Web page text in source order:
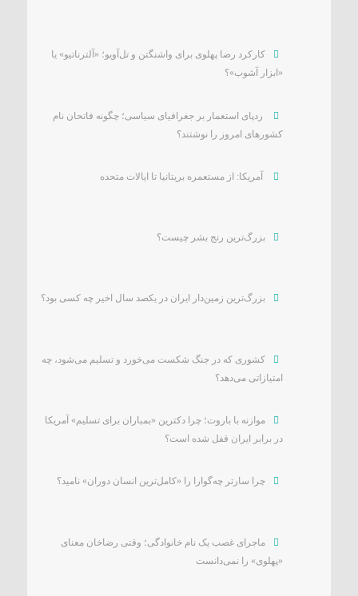
کارکرد رضا پهلوی برای واشنگتن و تل‌آویو؛ «آلترناتیو» یا
«ابزار آشوب»؟
ردپای استعمار بر جغرافیای سیاسی؛ چگونه فاتحان نام
کشورهای امروز را نوشتند؟
آمریکا: از مستعمره بریتانیا تا ایالات متحده
بزرگ‌ترین رنج بشر چیست؟
بزرگ‌ترین زمین‌دار ایران در یکصد سال اخیر چه کسی بود؟
کشوری که در جنگ شکست می‌خورد و تسلیم می‌شود، چه
امتیازاتی می‌دهد؟
موازنه با باروت؛ چرا دکترین «بمباران برای تسلیم» آمریکا
در برابر ایران قفل شده است؟
چرا سارتر چه‌گوارا را «کامل‌ترین انسان دوران» نامید؟
ماجرای غصب یک نام خانوادگی؛ وقتی رضاخان معنای
«پهلوی» را نمی‌دانست